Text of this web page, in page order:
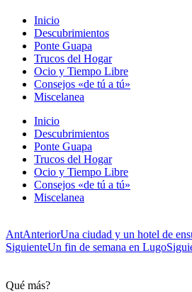
Inicio
Descubrimientos
Ponte Guapa
Trucos del Hogar
Ocio y Tiempo Libre
Consejos «de tú a tú»
Miscelanea
Inicio
Descubrimientos
Ponte Guapa
Trucos del Hogar
Ocio y Tiempo Libre
Consejos «de tú a tú»
Miscelanea
AntAnteriorUna ciudad y un hotel de
SiguienteUn fin de semana en Lugo
Qué más?